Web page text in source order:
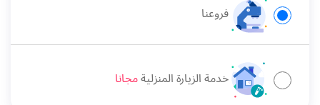
فروعنا
خدمة الزيارة المنزليةمجانا